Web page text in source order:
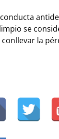
se
la